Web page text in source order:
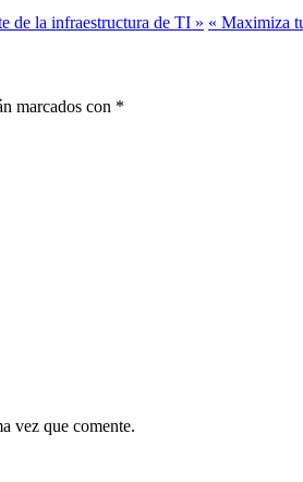
de la infraestructura de TI » « Maximiza
marcados con *
vez que comente.